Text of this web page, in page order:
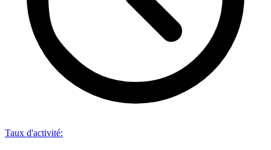
Taux d'activité: